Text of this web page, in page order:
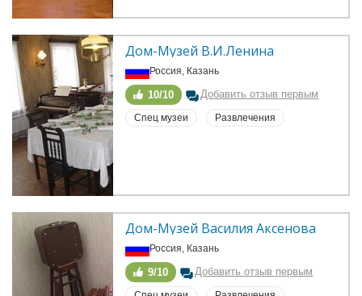
Дом-Музей В.И.Ленина
Россия, Казань
10/10 Добавить отзыв первым
Спец музеи Развлечения
Дом-Музей Василия Аксенова
Россия, Казань
9/10 Добавить отзыв первым